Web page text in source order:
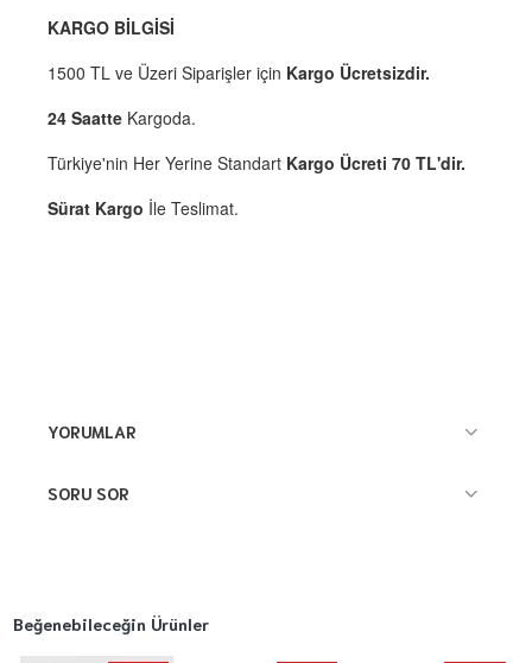
KARGO BİLGİSİ
1500 TL ve Üzeri Siparişler için Kargo Ücretsizdir.
24 Saatte Kargoda.
Türkiye'nin Her Yerine Standart Kargo Ücreti 70 TL'dir.
Sürat Kargo İle Teslimat.
YORUMLAR
SORU SOR
Beğenebileceğin Ürünler